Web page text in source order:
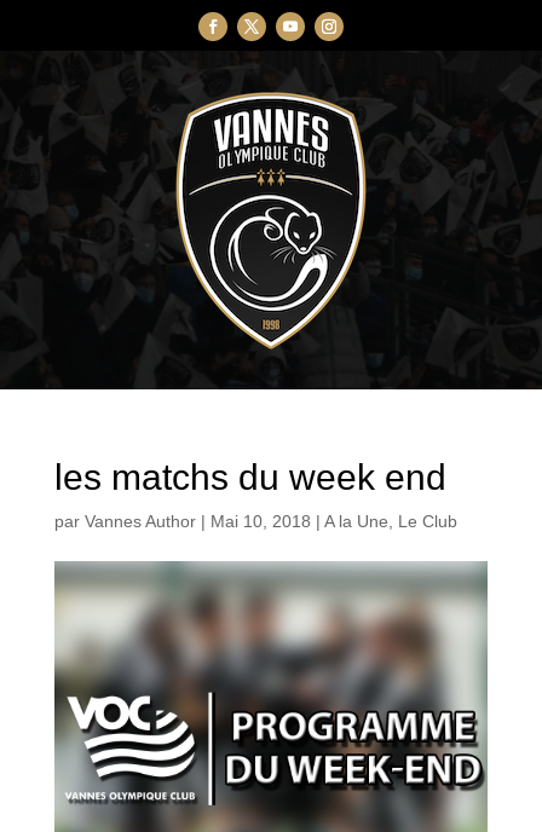
les matchs du week end
par Vannes Author| Mai 10, 2018 | A la Une, Le Club